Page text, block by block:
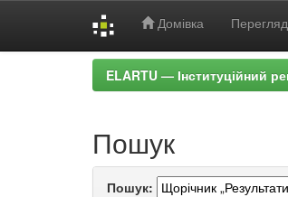
Домівка Перегляд
ELARTU — Інституційний
Пошук
Пошук: